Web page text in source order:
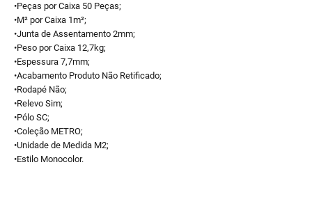
•Peças por Caixa 50 Peças;
•M² por Caixa 1m²;
•Junta de Assentamento 2mm;
•Peso por Caixa 12,7kg;
•Espessura 7,7mm;
•Acabamento Produto Não Retificado;
•Rodapé Não;
•Relevo Sim;
•Pólo SC;
•Coleção METRO;
•Unidade de Medida M2;
•Estilo Monocolor.